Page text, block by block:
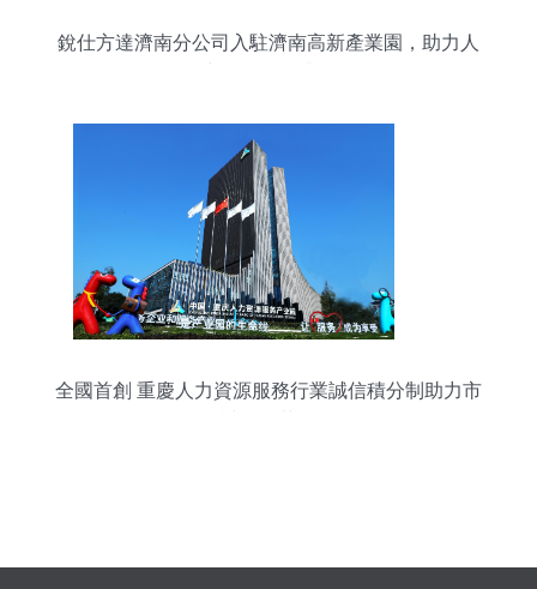
銳仕方達濟南分公司入駐濟南高新產業園，助力人
全國首創 重慶人力資源服務行業誠信積分制助力市